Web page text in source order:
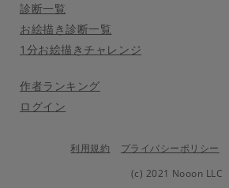
診断一覧
お絵描き診断一覧
1分お絵描きチャレンジ
作者ランキング
ログイン
利用規約 プライバシーポリシー
(c) 2021 Nooon LLC